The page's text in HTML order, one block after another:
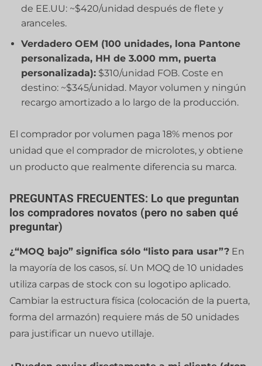
de EE.UU: ~$420/unidad después de flete y
aranceles.
Verdadero OEM (100 unidades, lona Pantone
personalizada, HH de 3.000 mm, puerta
personalizada): $310/unidad FOB. Coste en
destino: ~$345/unidad. Mayor volumen y ningún
recargo amortizado a lo largo de la producción.
El comprador por volumen paga 18% menos por
unidad que el comprador de microlotes, y obtiene
un producto que realmente diferencia su marca.
PREGUNTAS FRECUENTES: Lo que preguntan
los compradores novatos (pero no saben qué
preguntar)
¿“MOQ bajo” significa sólo “listo para usar”? En
la mayoría de los casos, sí. Un MOQ de 10 unidades
utiliza carpas de stock con su logotipo aplicado.
Cambiar la estructura física (colocación de la puerta,
forma del armazón) requiere más de 50 unidades
para justificar un nuevo utillaje.